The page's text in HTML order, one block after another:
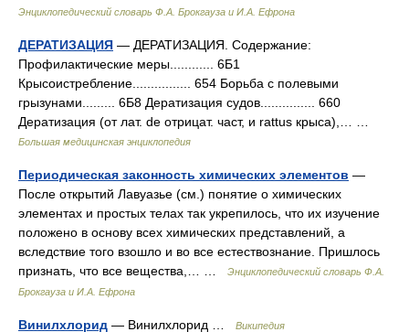
Энциклопедический словарь Ф.А. Брокгауза и И.А. Ефрона
ДЕРАТИЗАЦИЯ — ДЕРАТИЗАЦИЯ. Содержание:
Профилактические меры............ 6Б1
Крысоистребление................ 654 Борьба с полевыми
грызунами......... 6Б8 Дератизация судов............... 660
Дератизация (от лат. de отрицат. част, и rattus крыса),… …
Большая медицинская энциклопедия
Периодическая законность химических элементов —
После открытий Лавуазье (см.) понятие о химических
элементах и простых телах так укрепилось, что их изучение
положено в основу всех химических представлений, а
вследствие того взошло и во все естествознание. Пришлось
признать, что все вещества,… …
Энциклопедический словарь Ф.А.
Брокгауза и И.А. Ефрона
Винилхлорид — Винилхлорид … Википедия